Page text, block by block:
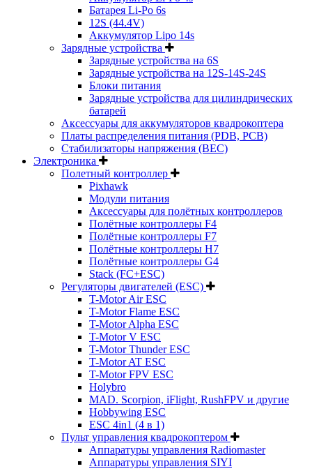
Батарея Li-Po 6s
12S (44.4V)
Аккумулятор Lipo 14s
Зарядные устройства
Зарядные устройства на 6S
Зарядные устройства на 12S-14S-24S
Блоки питания
Зарядные устройства для цилиндрических
батарей
Аксессуары для аккумуляторов квадрокоптера
Платы распределения питания (PDB, PCB)
Стабилизаторы напряжения (BEC)
Электроника
Полетный контроллер
Pixhawk
Модули питания
Аксессуары для полётных контроллеров
Полётные контроллеры F4
Полётные контроллеры F7
Полётные контроллеры H7
Полётные контроллеры G4
Stack (FC+ESC)
Регуляторы двигателей (ESC)
T-Motor Air ESC
T-Motor Flame ESC
T-Motor Alpha ESC
T-Motor V ESC
T-Motor Thunder ESC
T-Motor AT ESC
T-Motor FPV ESC
Holybro
MAD. Scorpion, iFlight, RushFPV и другие
Hobbywing ESC
ESC 4in1 (4 в 1)
Пульт управления квадрокоптером
Аппаратуры управления Radiomaster
Аппаратуры управления SIYI